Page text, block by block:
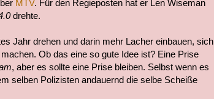
MTV. Für den Regieposten hat er Len Wiseman
drehte.
Jahr drehen und darin mehr Lacher einbauen, sich
Ob das eine so gute Idee ist? Eine Prise
, aber es sollte eine Prise bleiben. Selbst wenn es
selben Polizisten andauernd die selbe Scheiße